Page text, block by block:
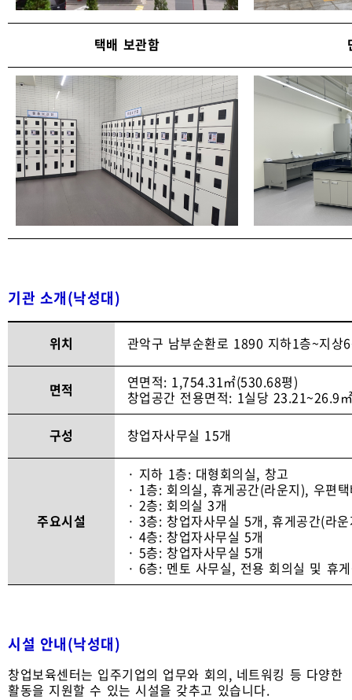
택배 보관함
기관 소개(낙성대)
위치 관악구 남부순환로 1890 지하1층~지상
면적
연면적: 1,754.31㎡(530.68평)
창업공간 전용면적: 1실당 23.21~26.9
구성
창업자사무실 15개
주요시설
· 지하 1층: 대형회의실, 창고
· 1층: 회의실, 휴게공간(라운지), 우편
· 2층: 회의실 3개
· 3층: 창업자사무실 5개, 휴게공간(라
· 4층: 창업자사무실 5개
· 5층: 창업자사무실 5개
· 6층: 멘토 사무실, 전용 회의실 및 휴
시설 안내(낙성대)
창업보육센터는 입주기업의 업무와 회의, 네트워킹 등 다양한
활동을 지원할 수 있는 시설을 갖추고 있습니다.